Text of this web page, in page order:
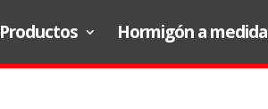
Productos Hormigón a medida